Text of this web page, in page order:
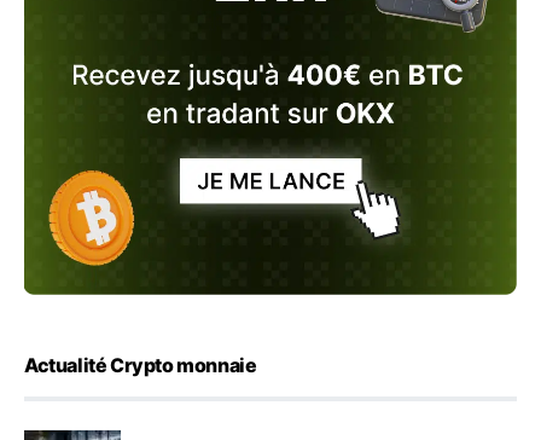
Actualité Crypto monnaie